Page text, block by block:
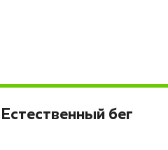
Естественный бег